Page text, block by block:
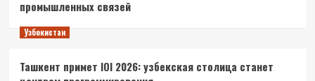
промышленных связей
Узбекистан
Ташкент примет IOI 2026: узбекская столица станет